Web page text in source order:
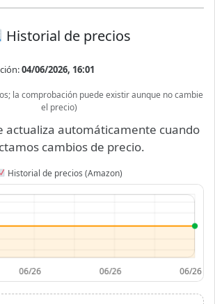
Historial de precios
04/06/2026, 16:01
la comprobación puede existir aunque no cambie
el precio)
actualiza automáticamente cuando
cambios de precio.
Historial de precios (Amazon)